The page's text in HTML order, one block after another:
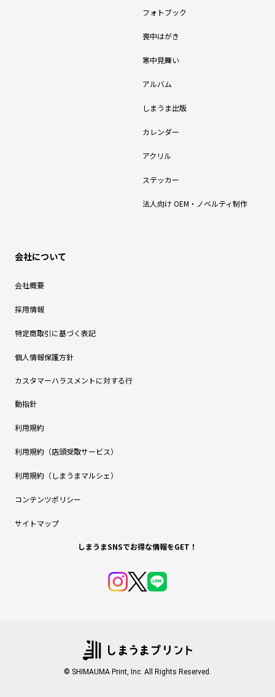
フォトブック
喪中はがき
寒中見舞い
アルバム
しまうま出版
カレンダー
アクリル
ステッカー
法人向け OEM・ノベルティ制作
会社について
会社概要
採用情報
特定商取引に基づく表記
個人情報保護方針
カスタマーハラスメントに対する行
動指針
利用規約
利用規約（店頭受取サービス）
利用規約（しまうまマルシェ）
コンテンツポリシー
サイトマップ
しまうまSNSでお得な情報をGET！
© SHIMAUMA Print, Inc. All Rights Reserved.